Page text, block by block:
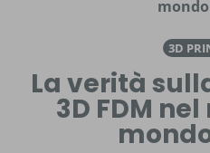
3D
La verità
3D FDM